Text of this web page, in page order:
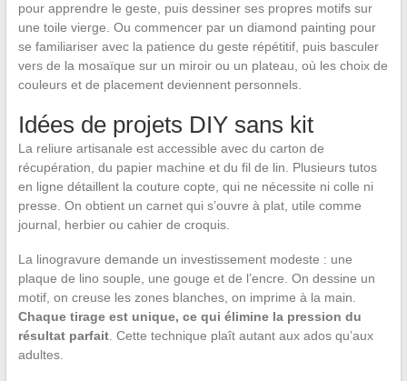
pour apprendre le geste, puis dessiner ses propres motifs sur
une toile vierge. Ou commencer par un diamond painting pour
se familiariser avec la patience du geste répétitif, puis basculer
vers de la mosaïque sur un miroir ou un plateau, où les choix de
couleurs et de placement deviennent personnels.
Idées de projets DIY sans kit
La reliure artisanale est accessible avec du carton de
récupération, du papier machine et du fil de lin. Plusieurs tutos
en ligne détaillent la couture copte, qui ne nécessite ni colle ni
presse. On obtient un carnet qui s’ouvre à plat, utile comme
journal, herbier ou cahier de croquis.
La linogravure demande un investissement modeste : une
plaque de lino souple, une gouge et de l’encre. On dessine un
motif, on creuse les zones blanches, on imprime à la main.
Chaque tirage est unique, ce qui élimine la pression du
résultat parfait. Cette technique plaît autant aux ados qu’aux
adultes.